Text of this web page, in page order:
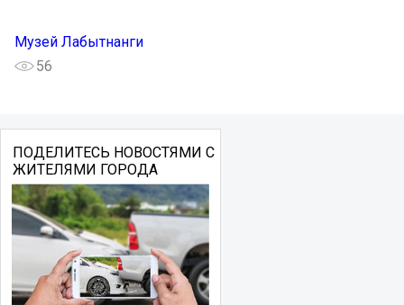
Музей Лабытнанги
56
ПОДЕЛИТЕСЬ НОВОСТЯМИ С
ЖИТЕЛЯМИ ГОРОДА